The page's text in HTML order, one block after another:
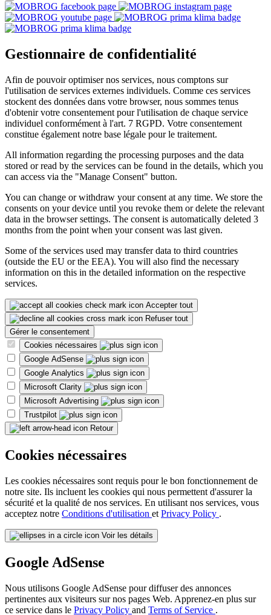
Gestionnaire de confidentialité
Afin de pouvoir optimiser nos services, nous comptons sur
l'utilisation de services externes individuels. Comme ces services
stockent des données dans votre browser, nous sommes tenus
d'obtenir votre consentement pour l'utilisation de chaque service
individuel conformément à l'art. 7 RGPD. Votre consentement
constitue également notre base légale pour le traitement.
All information regarding the processing purposes and the data
stored or read by the services can be found in the details, which you
can access via the "Manage Consent" button.
You can change or withdraw your consent at any time. We store the
consents on your device until you revoke them or delete the relevant
data in the browser settings. The consent is automatically deleted 3
months from the point when your consent was last given.
Some of the services used may transfer data to third countries
(outside the EU or the EEA). You will also find the necessary
information on this in the detailed information on the respective
services.
Accepter tout
Refuser tout
Gérer le consentement
Cookies nécessaires
Google AdSense
Google Analytics
Microsoft Clarity
Microsoft Advertising
Trustpilot
Retour
Cookies nécessaires
Les cookies nécessaires sont requis pour le bon fonctionnement de
notre site. Ils incluent les cookies qui nous permettent d'assurer la
sécurité et la qualité de nos services. En utilisant nos services, vous
acceptez notre Conditions d'utilisation et Privacy Policy .
Voir les détails
Google AdSense
Nous utilisons Google AdSense pour diffuser des annonces
pertinentes aux visiteurs sur nos pages Web. Apprenez-en plus sur
ce service dans le Privacy Policy and Terms of Service .